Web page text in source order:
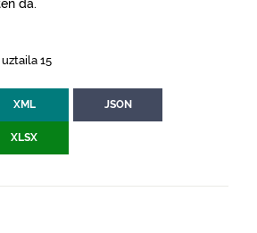
da.
15
XML JSON
XLSX